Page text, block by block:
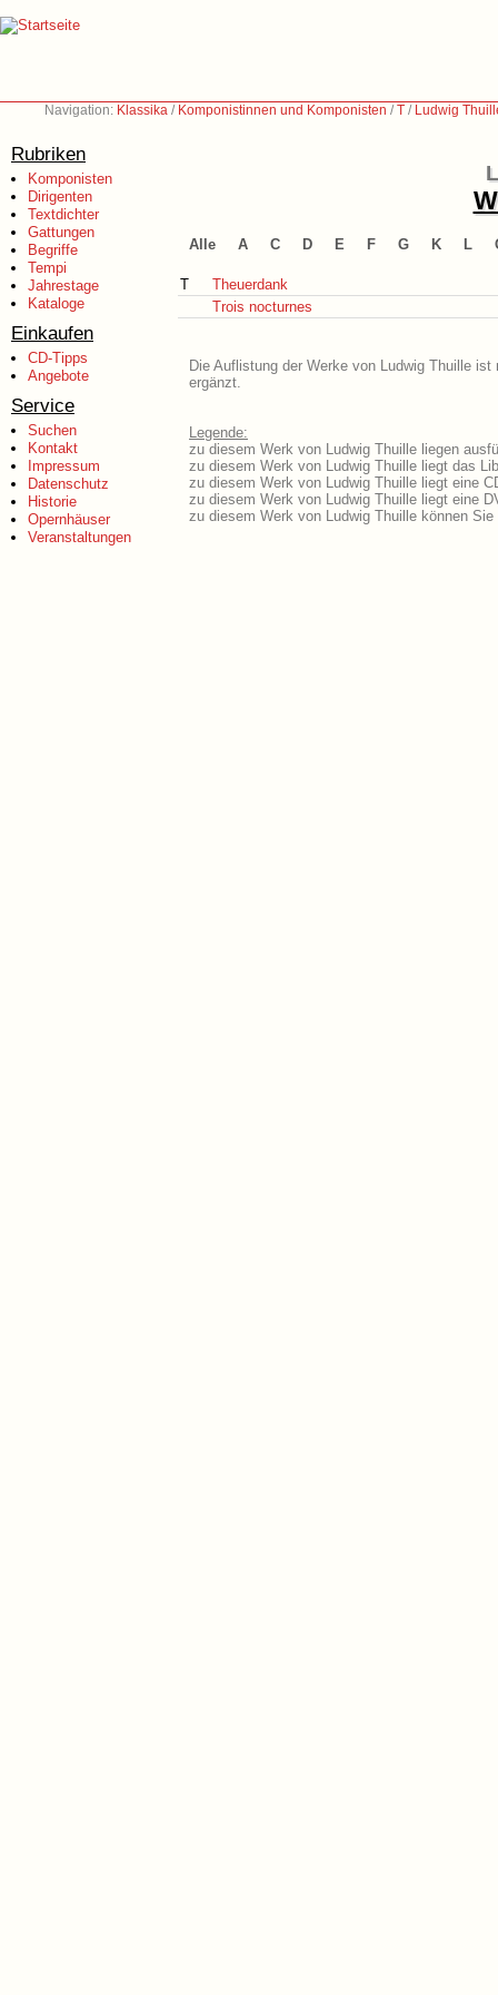
Navigation: Klassika / Komponistinnen und Komponisten /T / Ludwig
Rubriken
Komponisten
Dirigenten
Textdichter
Gattungen
Begriffe
Tempi
Jahrestage
Kataloge
Einkaufen
CD-Tipps
Angebote
Service
Suchen
Kontakt
Impressum
Datenschutz
Historie
Opernhäuser
Veranstaltungen
Alle A C D E F G K L
T
Theuerdank
Trois nocturnes
Die Auflistung der Werke von Ludwig Thuille
ergänzt.
Legende:
zu diesem Werk von Ludwig Thuille liegen
zu diesem Werk von Ludwig Thuille liegt das
zu diesem Werk von Ludwig Thuille liegt eine
zu diesem Werk von Ludwig Thuille liegt eine
zu diesem Werk von Ludwig Thuille können